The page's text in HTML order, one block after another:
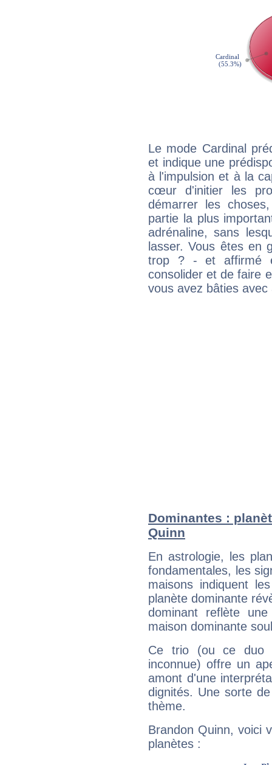
Le mode Cardinal
et indique une
à l'impulsion et à la
cœur d'initier les
démarrer les
partie la plus
adrénaline, sans
lasser. Vous êtes en
trop ? - et affirmé
consolider et de faire
vous avez bâties avec
Dominantes :
Quinn
En astrologie, les
fondamentales, les
maisons indiquent
planète dominante
dominant reflète
maison dominante
Ce trio (ou ce duo
inconnue) offre un
amont d'une
dignités. Une sorte
thème.
Brandon Quinn, voici
planètes :